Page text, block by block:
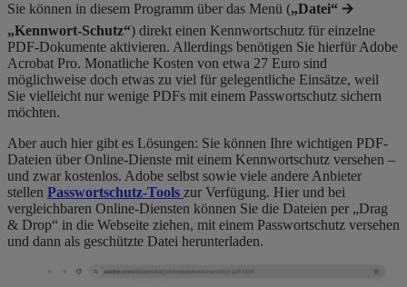
Sie können in diesem Programm über das Menü („Datei“ 🡪
„Kennwort-Schutz“) direkt einen Kennwortschutz für einzelne
PDF-Dokumente aktivieren. Allerdings benötigen Sie hierfür Adobe
Acrobat Pro. Monatliche Kosten von etwa 27 Euro sind
möglichweise doch etwas zu viel für gelegentliche Einsätze, weil
Sie vielleicht nur wenige PDFs mit einem Passwortschutz sichern
möchten.
Aber auch hier gibt es Lösungen: Sie können Ihre wichtigen PDF-
Dateien über Online-Dienste mit einem Kennwortschutz versehen –
und zwar kostenlos. Adobe selbst sowie viele andere Anbieter
stellen Passwortschutz-Tools zur Verfügung. Hier und bei
vergleichbaren Online-Diensten können Sie die Dateien per „Drag
& Drop“ in die Webseite ziehen, mit einem Passwortschutz versehen
und dann als geschützte Datei herunterladen.